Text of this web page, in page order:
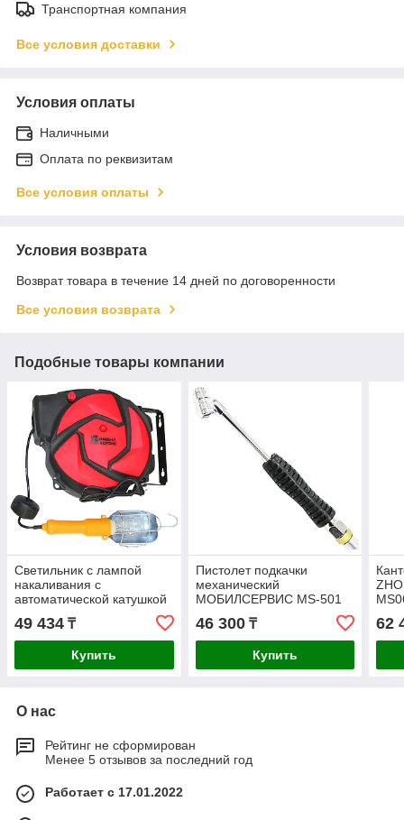
Транспортная компания
Все условия доставки
Условия оплаты
Наличными
Оплата по реквизитам
Все условия оплаты
Условия возврата
Возврат товара в течение 14 дней по договоренности
Все условия возврата
Подобные товары компании
Светильник с лампой
накаливания с
автоматической катушкой
MS TW 15м ZYE02-L15
49 434 ₸
Купить
Пистолет подкачки
механический
МОБИЛСЕРВИС MS-501
46 300₸
Купить
62
О нас
Рейтинг не сформирован
Менее 5 отзывов за последний год
Работает с 17.01.2022